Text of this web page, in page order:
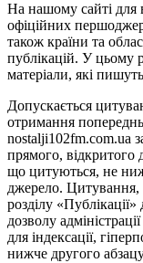
На нашому сайті для
офіційних
також країни та
публікацій. У цьому
матеріали, які
Допускається
отримання
nostalji102fm.com.ua
прямого, відкритого
що цитуються, не
джерело. Цитування,
розділу
дозволу
для індексації,
нижче другого